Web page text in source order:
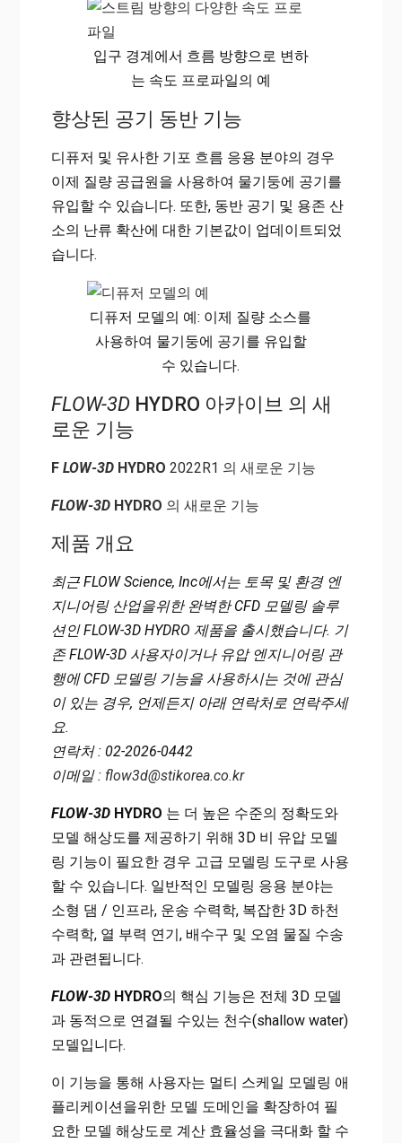
입구 경계에서 흐름 방향으로 변하
는 속도 프로파일의 예
향상된 공기 동반 기능
디퓨저 및 유사한 기포 흐름 응용 분야의 경우
이제 질량 공급원을 사용하여 물기둥에 공기를
유입할 수 있습니다. 또한, 동반 공기 및 용존 산
소의 난류 확산에 대한 기본값이 업데이트되었
습니다.
디퓨저 모델의 예: 이제 질량 소스를
사용하여 물기둥에 공기를 유입할
수 있습니다.
FLOW-3D HYDRO 아카이브 의 새
로운 기능
F LOW-3DHYDRO 2022R1 의 새로운 기능
FLOW-3DHYDRO 의 새로운 기능
제품 개요
최근 FLOW Science, Inc에서는 토목 및 환경 엔
지니어링 산업을위한 완벽한 CFD 모델링 솔루
션인 FLOW-3D HYDRO 제품을 출시했습니다. 기
존 FLOW-3D 사용자이거나 유압 엔지니어링 관
행에 CFD 모델링 기능을 사용하시는 것에 관심
이 있는 경우, 언제든지 아래 연락처로 연락주세
요.
연락처 : 02-2026-0442
이메일 : flow3d@stikorea.co.kr
FLOW-3DHYDRO 는 더 높은 수준의 정확도와
모델 해상도를 제공하기 위해 3D 비 유압 모델
링 기능이 필요한 경우 고급 모델링 도구로 사용
할 수 있습니다. 일반적인 모델링 응용 분야는
소형 댐 / 인프라, 운송 수력학, 복잡한 3D 하천
수력학, 열 부력 연기, 배수구 및 오염 물질 수송
과 관련됩니다.
FLOW-3DHYDRO의 핵심 기능은 전체 3D 모델
과 동적으로 연결될 수있는 천수(shallow water)
모델입니다.
이 기능을 통해 사용자는 멀티 스케일 모델링 애
플리케이션을위한 모델 도메인을 확장하여 필
요한 모델 해상도로 계산 효율성을 극대화 할 수